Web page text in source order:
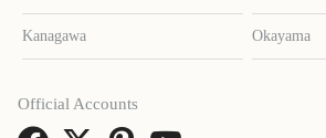
Kanagawa Okayama
Official Accounts